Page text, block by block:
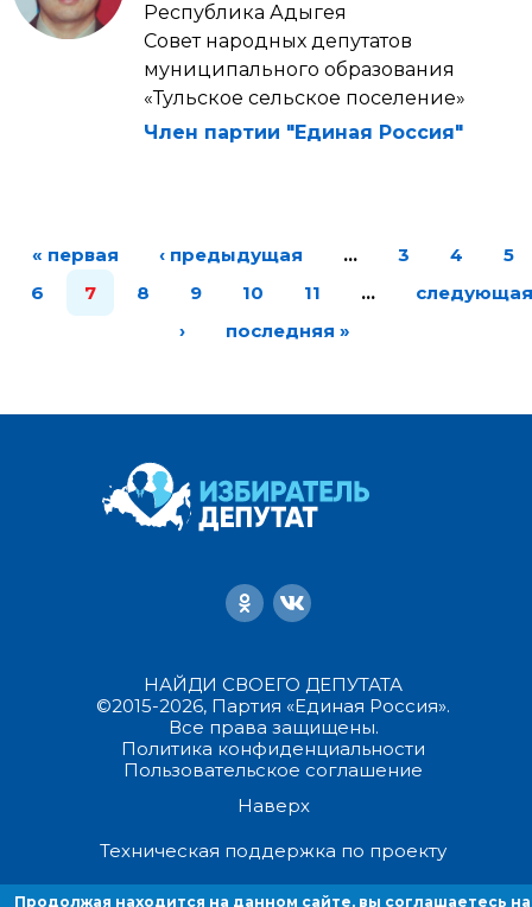
Республика Адыгея
Совет народных депутатов
муниципального образования
«Тульское сельское поселение»
Член партии "Единая Россия"
« первая ‹ предыдущая … 3 4
5
6
7 8 9 10 11 …
следующая
›
последняя »
НАЙДИ СВОЕГО ДЕПУТАТА
©2015-2026, Партия «Единая Россия».
Все права защищены.
Политика конфиденциальности
Пользовательское соглашение
Наверх
Техническая поддержка по проекту
Продолжая находиться на данном сайте, вы соглашаетесь на
Продолжая находится на данном сайте, вы соглашаетесь на